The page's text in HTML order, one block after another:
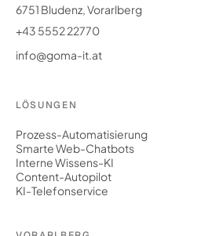
6751 Bludenz, Vorarlberg
+43 5552 22770
info@goma-it.at
LÖSUNGEN
Prozess-Automatisierung
Smarte Web-Chatbots
Interne Wissens-KI
Content-Autopilot
KI-Telefonservice